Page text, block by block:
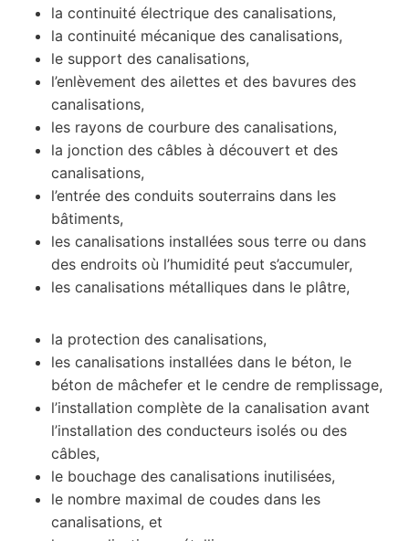
la continuité électrique des canalisations,
la continuité mécanique des canalisations,
le support des canalisations,
l’enlèvement des ailettes et des bavures des
canalisations,
les rayons de courbure des canalisations,
la jonction des câbles à découvert et des
canalisations,
l’entrée des conduits souterrains dans les
bâtiments,
les canalisations installées sous terre ou dans
des endroits où l’humidité peut s’accumuler,
les canalisations métalliques dans le plâtre,
la protection des canalisations,
les canalisations installées dans le béton, le
béton de mâchefer et le cendre de remplissage,
l’installation complète de la canalisation avant
l’installation des conducteurs isolés ou des
câbles,
le bouchage des canalisations inutilisées,
le nombre maximal de coudes dans les
canalisations, et